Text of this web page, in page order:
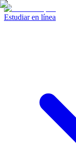
Estudiar en línea